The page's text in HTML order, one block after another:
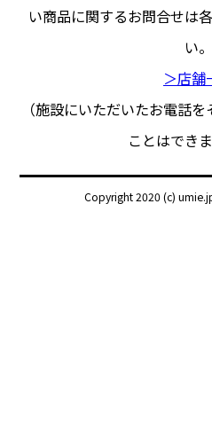
い商品に関するお問合せは
い。
＞店舗
（施設にいただいたお電話
ことはでき
Copyright 2020 (c)